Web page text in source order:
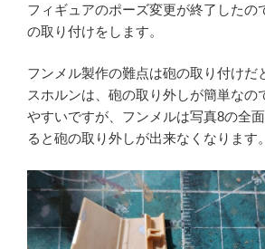
フィギュアのポーズ変更が終了したの
の取り付けをします。
フンメル製作の難点は砲の取り付けだ
スホルンは、砲の取り外しが簡単なの
やすいですが、フンメルは写真8の全
ると砲の取り外しが出来なくなります。